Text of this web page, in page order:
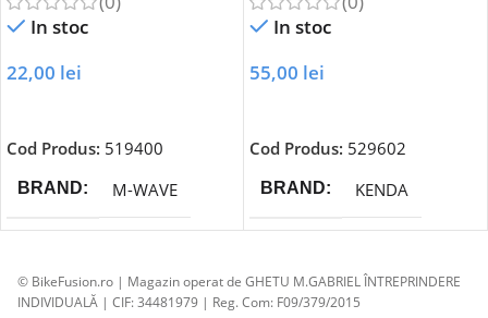
In stoc
22,00 lei
Cod Produs: 519400
BRAND M-WAVE
In stoc
55,00 lei
Cod Produs: 529602
BRAND KENDA
© BikeFusion.ro | Magazin operat de GHETU M.GABRIEL ÎNTREPRINDERE
INDIVIDUALĂ | CIF: 34481979 | Reg. Com: F09/379/2015